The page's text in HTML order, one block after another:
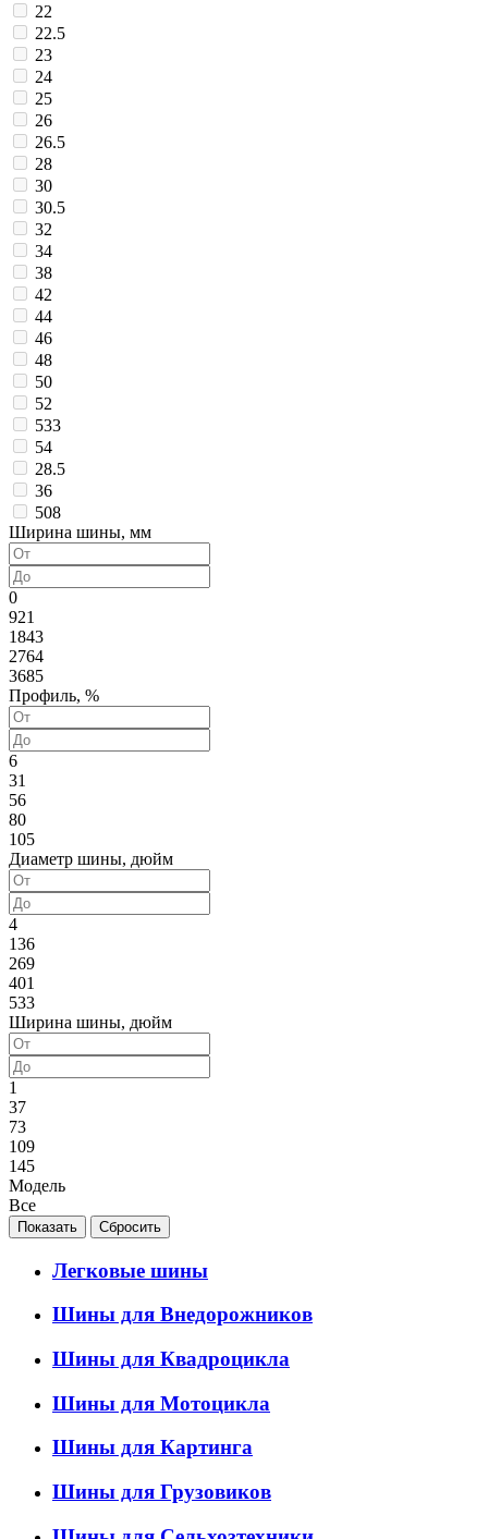
22
22.5
23
24
25
26
26.5
28
30
30.5
32
34
38
42
44
46
48
50
52
533
54
28.5
36
508
Ширина шины, мм
0
921
1843
2764
3685
Профиль, %
6
31
56
80
105
Диаметр шины, дюйм
4
136
269
401
533
Ширина шины, дюйм
1
37
73
109
145
Модель
Все
Легковые шины
Шины для Внедорожников
Шины для Квадроцикла
Шины для Мотоцикла
Шины для Картинга
Шины для Грузовиков